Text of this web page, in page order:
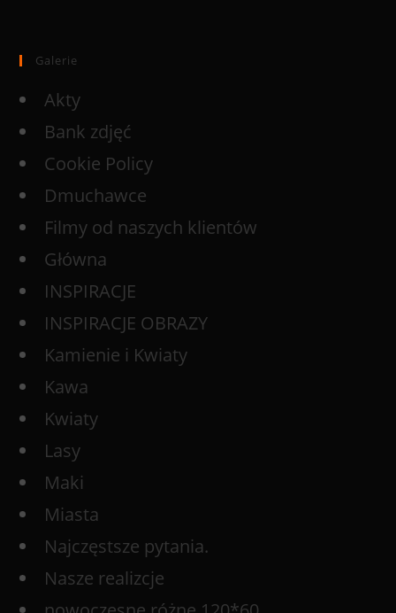
Galerie
Akty
Bank zdjęć
Cookie Policy
Dmuchawce
Filmy od naszych klientów
Główna
INSPIRACJE
INSPIRACJE OBRAZY
Kamienie i Kwiaty
Kawa
Kwiaty
Lasy
Maki
Miasta
Najczęstsze pytania.
Nasze realizcje